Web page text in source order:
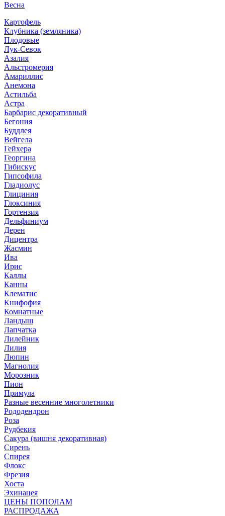
Весна
Картофель
Клубника (земляника)
Плодовые
Лук-Севок
Азалия
Альстромерия
Амариллис
Анемона
Астильба
Астра
Барбарис декоративный
Бегония
Буддлея
Вейгела
Гейхера
Георгина
Гибискус
Гипсофила
Гладиолус
Глициния
Глоксиния
Гортензия
Дельфиниум
Дерен
Дицентра
Жасмин
Ива
Ирис
Каллы
Канны
Клематис
Книфофия
Комнатные
Ландыш
Лапчатка
Лилейник
Лилия
Люпин
Магнолия
Морозник
Пион
Примула
Разные весенние многолетники
Рододендрон
Роза
Рудбекия
Сакура (вишня декоративная)
Сирень
Спирея
Флокс
Фрезия
Хоста
Эхинацея
ЦЕНЫ ПОПОЛАМ
РАСПРОДАЖА